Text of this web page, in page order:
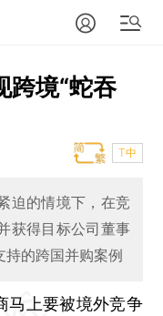
跨境“蛇吞
T中
迫的情境下，在竞
获得目标公司董事
持的跨国并购案例
马上要被境外竞争